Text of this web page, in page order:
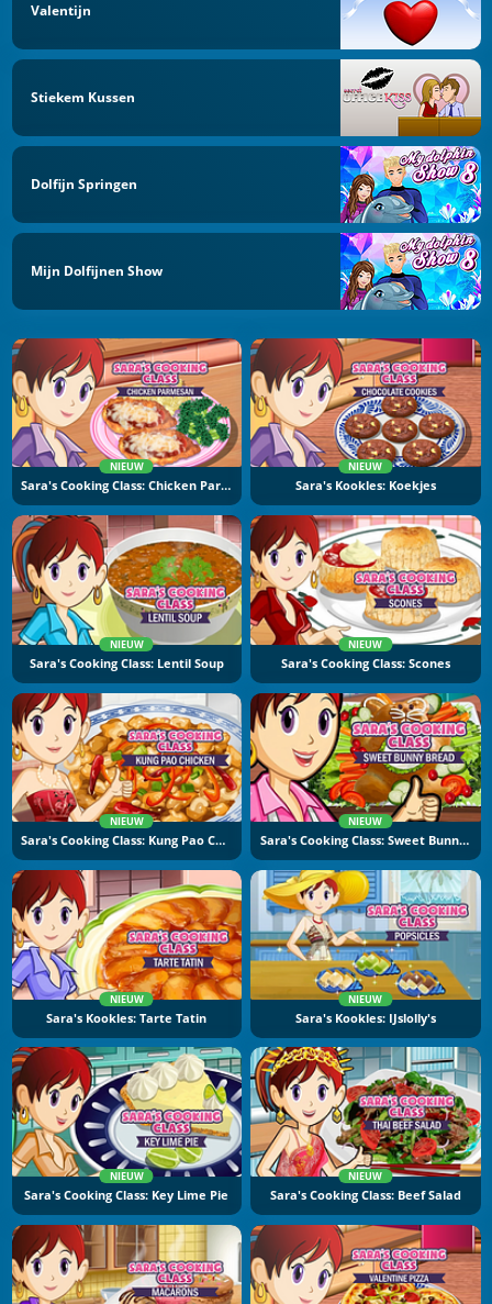
Valentijn
Stiekem Kussen
Dolfijn Springen
Mijn Dolfijnen Show
NIEUW
Sara's Cooking Class: Chicken Parmesan
NIEUW
Sara's Kookles: Koekjes
NIEUW
Sara's Cooking Class: Lentil Soup
NIEUW
Sara's Cooking Class: Scones
NIEUW
Sara's Cooking Class: Kung Pao Chicken
NIEUW
Sara's Cooking Class: Sweet Bunny Bread
NIEUW
Sara's Kookles: Tarte Tatin
NIEUW
Sara's Kookles: IJslolly's
NIEUW
Sara's Cooking Class: Key Lime Pie
NIEUW
Sara's Cooking Class: Beef Salad